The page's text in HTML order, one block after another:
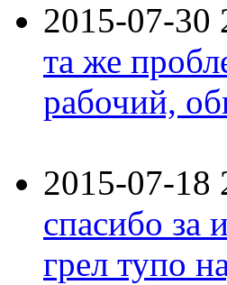
2015-07-30
та же
рабочий,
2015-07-18
спасибо за
грел тупо